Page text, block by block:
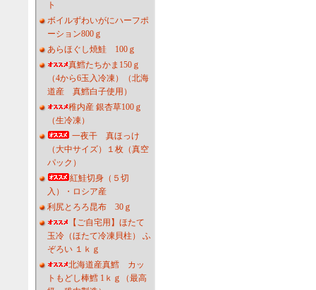
ト
ボイルずわいがにハーフポ
ーション800ｇ
あらほぐし焼鮭 100ｇ
真鱈たちかま150ｇ
（4から6玉入冷凍）（北海
道産 真鱈白子使用）
稚内産 銀杏草100ｇ
（生冷凍）
一夜干 真ほっけ
（大中サイズ）１枚（真空
パック）
紅鮭切身（５切
入）・ロシア産
利尻とろろ昆布 30ｇ
【ご自宅用】ほたて
玉冷（ほたて冷凍貝柱） ふ
ぞろい １ｋｇ
北海道産真鱈 カッ
トもどし棒鱈 1ｋｇ（最高